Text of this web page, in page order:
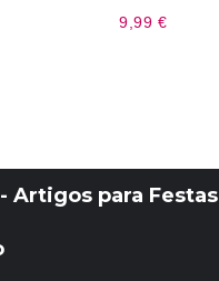
9,99 €
Artigos para Festas